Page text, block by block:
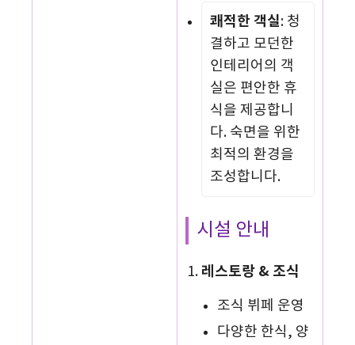
쾌적한 객실: 청
결하고 모던한
인테리어의 객
실은 편안한 휴
식을 제공합니
다. 숙면을 위한
최적의 환경을
조성합니다.
시설 안내
레스토랑 & 조식
조식 뷔페 운영
다양한 한식, 양